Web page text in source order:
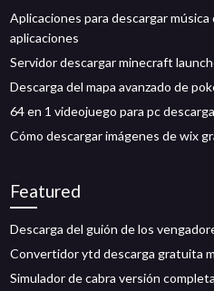
Aplicaciones para descargar
aplicaciones
Servidor descargar minecraft
Descarga del mapa avanzado de
64 en 1 videojuego para pc
Cómo descargar imágenes de wix
Featured
Descarga del guión de los
Convertidor ytd descarga gratuita
Simulador de cabra versión